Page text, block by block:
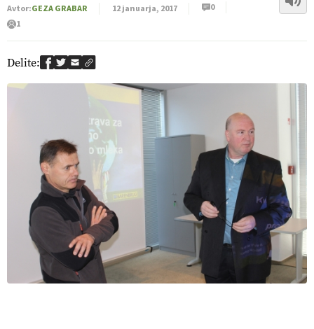
Avtor:GEZA GRABAR 12 januarja, 2017
0
1
Delite: